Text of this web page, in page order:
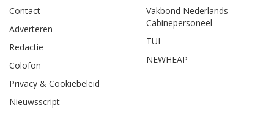
Contact
Adverteren
Redactie
Colofon
Privacy & Cookiebeleid
Nieuwsscript
Vakbond Nederlands
Cabinepersoneel
TUI
NEWHEAP